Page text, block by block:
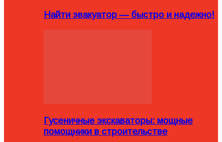
Найти эвакуатор — быстро и надежно!
Гусеничные экскаваторы: мощные
помощники в строительстве